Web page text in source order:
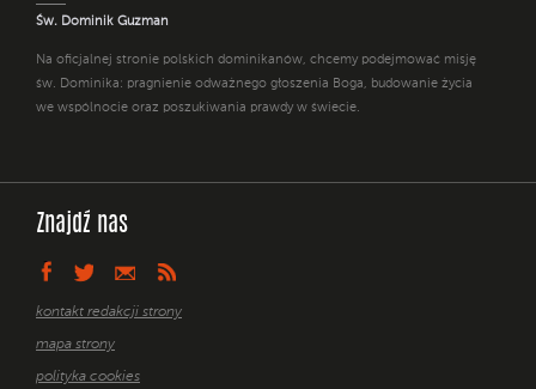
Św. Dominik Guzman
Na oficjalnej stronie polskich dominikanów, chcemy podejmować misję
św. Dominika: pragnienie odważnego głoszenia Boga, budowanie życia
we wspólnocie oraz poszukiwania prawdy w świecie.
Znajdź nas
kontakt redakcji strony
mapa strony
polityka cookies